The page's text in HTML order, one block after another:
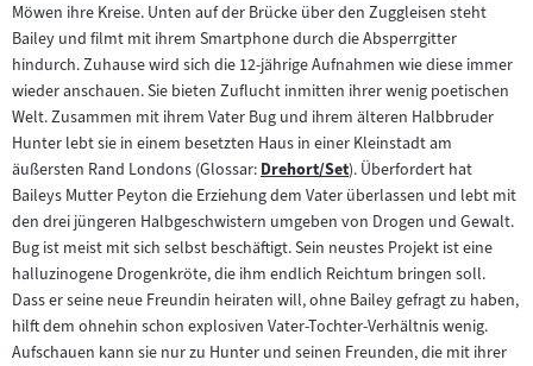
Möwen ihre Kreise. Unten auf der Brücke über den Zuggleisen steht
Bailey und filmt mit ihrem Smartphone durch die Absperrgitter
hindurch. Zuhause wird sich die 12-jährige Aufnahmen wie diese immer
wieder anschauen. Sie bieten Zuflucht inmitten ihrer wenig poetischen
Welt. Zusammen mit ihrem Vater Bug und ihrem älteren Halbbruder
Hunter lebt sie in einem besetzten Haus in einer Kleinstadt am
äußersten Rand Londons (Glossar:Zum
Inhalt:
Drehort/Set). Überfordert hat
Baileys Mutter Peyton die Erziehung dem Vater überlassen und lebt mit
den drei jüngeren Halbgeschwistern umgeben von Drogen und Gewalt.
Bug ist meist mit sich selbst beschäftigt. Sein neustes Projekt ist eine
halluzinogene Drogenkröte, die ihm endlich Reichtum bringen soll.
Dass er seine neue Freundin heiraten will, ohne Bailey gefragt zu haben,
hilft dem ohnehin schon explosiven Vater-Tochter-Verhältnis wenig.
Aufschauen kann sie nur zu Hunter und seinen Freunden, die mit ihrer